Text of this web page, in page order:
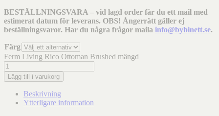
BESTÄLLNINGSVARA – vid lagd order får du ett mail med
estimerat datum för leverans. OBS! Ångerrätt gäller ej
beställningsvaror. Har du några frågor maila info@bybinett.se.
Färg
Ferm Living Rico Ottoman Brushed mängd
Lägg till i varukorg
Beskrivning
Ytterligare information